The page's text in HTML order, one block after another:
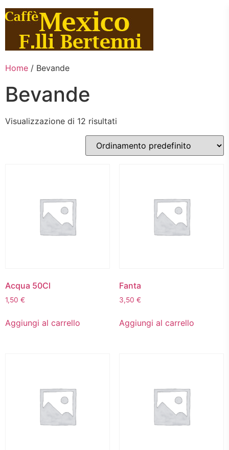
Vai
al
contenuto
Home / Bevande
Bevande
Visualizzazione di 12 risultati
Acqua 50Cl
1,50 €
Aggiungi al carrello
Fanta
3,50 €
Aggiungi al carrello